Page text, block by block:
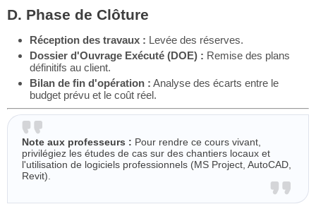
D. Phase de Clôture
Réception des travaux : Levée des réserves.
Dossier d'Ouvrage Exécuté (DOE) : Remise des plans
définitifs au client.
Bilan de fin d'opération : Analyse des écarts entre le
budget prévu et le coût réel.
Note aux professeurs : Pour rendre ce cours vivant,
privilégiez les études de cas sur des chantiers locaux et
l'utilisation de logiciels professionnels (MS Project, AutoCAD,
Revit).